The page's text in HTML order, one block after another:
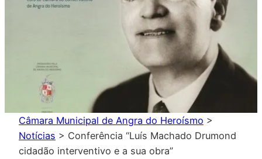
Câmara Municipal de Angra do Heroísmo >
Notícias > Conferência “Luís Machado Drumond
cidadão interventivo e a sua obra”